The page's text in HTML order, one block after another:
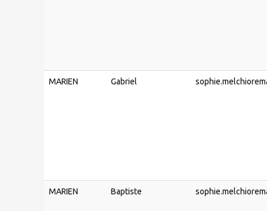
MARIEN Gabriel
MARIEN Baptiste